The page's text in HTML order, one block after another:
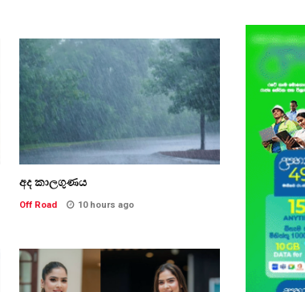
අද කාලගුණය
Off Road 10 hours ago